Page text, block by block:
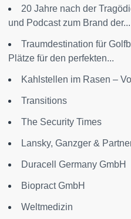
20 Jahre nach der
und Podcast zum Brand der...
Traumdestination für
Plätze für den perfekten...
Kahlstellen im Rasen –
Transitions
The Security Times
Lansky, Ganzger &
Duracell Germany GmbH
Biopract GmbH
Weltmedizin